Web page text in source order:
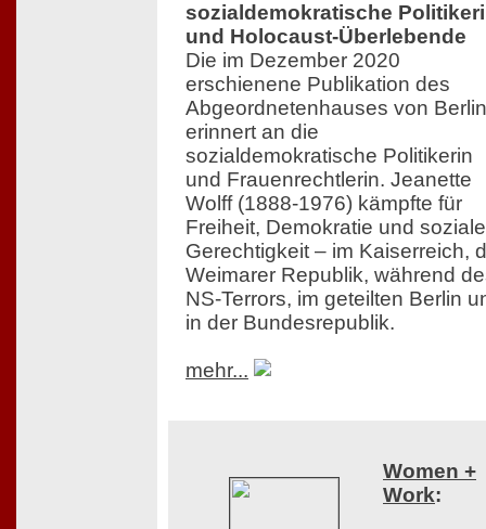
sozialdemokratische
und Holocaust-Überlebende
Die im Dezember 2020
erschienene Publikation des
Abgeordnetenhauses von Berlin
erinnert an die
sozialdemokratische Politikerin
und Frauenrechtlerin. Jeanette
Wolff (1888-1976) kämpfte für
Freiheit, Demokratie und soziale
Gerechtigkeit – im Kaiserreich,
Weimarer Republik, während
NS-Terrors, im geteilten Berlin
in der Bundesrepublik.
mehr...
Women +
Work: